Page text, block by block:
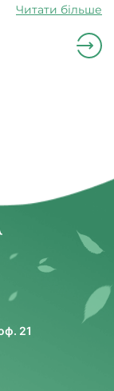
скорочень
Читати більше
21